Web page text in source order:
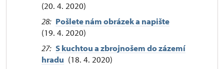
(20. 4. 2020)
28: Pošlete nám obrázek a napište
(19. 4. 2020)
27: S kuchtou a zbrojnošem do zázemí
hradu (18. 4. 2020)